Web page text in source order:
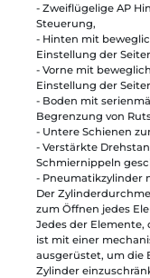
- Zweiflügelige AP
Steuerung,
- Hinten mit
Einstellung der
- Vorne mit
Einstellung der
- Boden mit
Begrenzung von
- Untere Schienen
- Verstärkte
Schmiernippeln
- Pneumatikzylinder
Der
zum Öffnen jedes
Jedes der
ist mit einer
ausgerüstet, um die
Zylinder